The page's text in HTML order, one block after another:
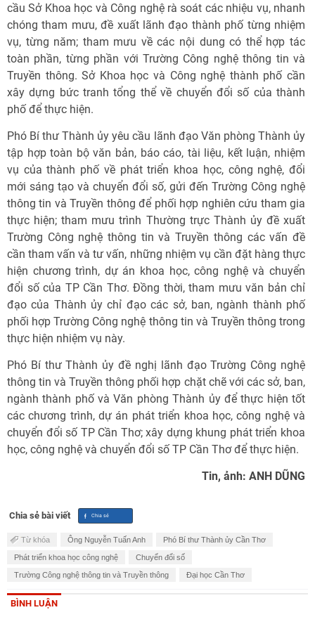
cầu Sở Khoa học và Công nghệ rà soát các nhiệu vụ, nhanh
chóng tham mưu, đề xuất lãnh đạo thành phố từng nhiệm
vụ, từng năm; tham mưu về các nội dung có thể hợp tác
toàn phần, từng phần với Trường Công nghệ thông tin và
Truyền thông. Sở Khoa học và Công nghệ thành phố cần
xây dựng bức tranh tổng thể về chuyển đổi số của thành
phố để thực hiện.
Phó Bí thư Thành ủy yêu cầu lãnh đạo Văn phòng Thành ủy
tập hợp toàn bộ văn bản, báo cáo, tài liệu, kết luận, nhiệm
vụ của thành phố về phát triển khoa học, công nghệ, đổi
mới sáng tạo và chuyển đổi số, gửi đến Trường Công nghệ
thông tin và Truyền thông để phối hợp nghiên cứu tham gia
thực hiện; tham mưu trình Thường trực Thành ủy đề xuất
Trường Công nghệ thông tin và Truyền thông các vấn đề
cần tham vấn và tư vấn, những nhiệm vụ cần đặt hàng thực
hiện chương trình, dự án khoa học, công nghệ và chuyển
đổi số của TP Cần Thơ. Đồng thời, tham mưu văn bản chỉ
đạo của Thành ủy chỉ đạo các sở, ban, ngành thành phố
phối hợp Trường Công nghệ thông tin và Truyền thông trong
thực hiện nhiệm vụ này.
Phó Bí thư Thành ủy đề nghị lãnh đạo Trường Công nghệ
thông tin và Truyền thông phối hợp chặt chẽ với các sở, ban,
ngành thành phố và Văn phòng Thành ủy để thực hiện tốt
các chương trình, dự án phát triển khoa học, công nghệ và
chuyển đổi số TP Cần Thơ; xây dựng khung phát triển khoa
học, công nghệ và chuyển đổi số TP Cần Thơ để thực hiện.
Tin, ảnh: ANH DŨNG
Chia sẻ bài viết
Từ khóa Ông Nguyễn Tuấn Anh Phó Bí thư Thành ủy Cần Thơ
Phát triển khoa học công nghệ Chuyển đổi số
Trường Công nghệ thông tin và Truyền thông Đại học Cần Thơ
BÌNH LUẬN